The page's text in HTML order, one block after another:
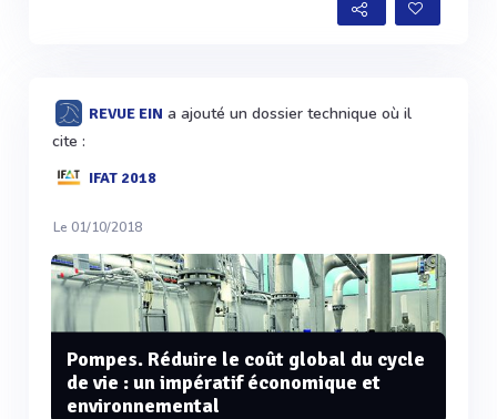
REVUE EIN a ajouté un dossier technique où il
cite :
IFAT 2018
Le 01/10/2018
Pompes. Réduire le coût global du cycle
de vie : un impératif économique et
environnemental